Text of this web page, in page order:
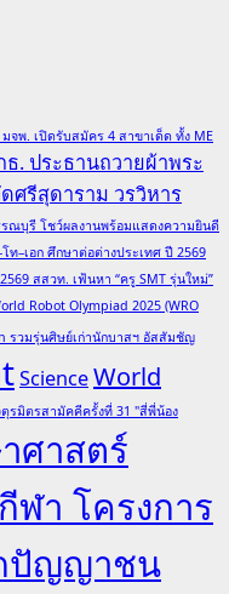
จพ. เปิดรับสมัคร 4 สาขาเด็ด ทั้ง ME
. ประธานถวายผ้าพระ
ศรีสุดาราม วรวิหาร
ณบุรี โชว์ผลงานพร้อมแสดงความยินดี
ท–เอก ศึกษาต่อต่างประเทศ ปี 2569
สสวท. เฟ้นหา “ครู SMT รุ่นใหม่”
Robot Olympiad 2025 (WRO
รวมรุ่นศิษย์เก่านักบาสฯ อัสสัมชัญ
ScienceWorld
รมิตรสามัคคีครั้งที่ 31 "สี่พี่น้อง
ศาสตร์
า โครงการ
ปัญญาชน